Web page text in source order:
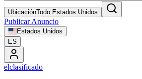
UbicaciónTodo Estados Unidos
Publicar Anuncio
Estados Unidos
ES
elclasificado